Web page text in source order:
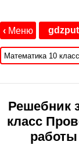
‹ Меню
Решебник
класс